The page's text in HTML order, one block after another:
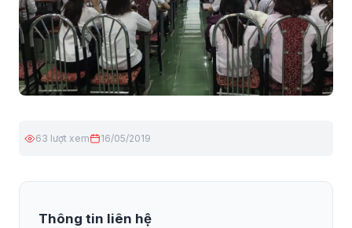
63 lượt xem 16/05/2019
Thông tin liên hệ